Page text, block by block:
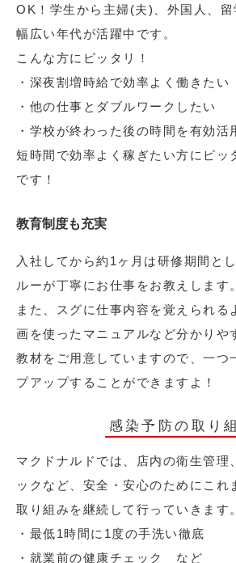
OK！学生から主婦(夫)、外国人、
幅広い年代が活躍中です。
こんな方にピッタリ！
・深夜割増時給で効率よく働きたい
・他の仕事とダブルワークしたい
・学校が終わった後の時間を有効活
短時間で効率よく稼ぎたい方にピッ
です！
教育制度も充実
入社してから約1ヶ月は研修期間と
ルーが丁寧にお仕事をお教えします。
また、スグに仕事内容を覚えられる
画を使ったマニュアルなど分かりや
教材をご用意していますので、一つ
プアップすることができますよ！
感染予防の取り
マクドナルドでは、店内の衛生管理
ックなど、安全・安心のためにこれ
取り組みを継続して行っていきます。
・最低1時間に1度の手洗い徹底
・就業前の健康チェック など